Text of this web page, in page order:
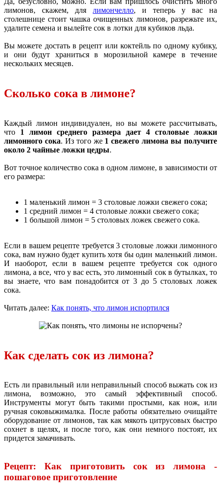
лимонов, скажем, для лимончелло, и теперь у вас на
столешнице стоит чашка очищенных лимонов, разрежьте их,
удалите семена и вылейте сок в лотки для кубиков льда.
Вы можете достать в рецепт или коктейль по одному кубику,
и они будут храниться в морозильной камере в течение
нескольких месяцев.
Сколько сока в лимоне?
Каждый лимон индивидуален, но вы можете рассчитывать,
что 1 лимон среднего размера дает 4 столовые ложки
лимонного сока. Из того же 1 свежего лимона вы получите
около 2 чайные ложки цедры.
Вот точное количество сока в одном лимоне, в зависимости от
его размера:
1 маленький лимон = 3 столовые ложки свежего сока;
1 средний лимон = 4 столовые ложки свежего сока;
1 большой лимон = 5 столовых ложек свежего сока.
Если в вашем рецепте требуется 3 столовые ложки лимонного
сока, вам нужно будет купить хотя бы один маленький лимон.
И наоборот, если в вашем рецепте требуется сок одного
лимона, а все, что у вас есть, это лимонный сок в бутылках, то
вы знаете, что вам понадобится от 3 до 5 столовых ложек
сока.
Читать далее: Как понять, что лимон испортился
Как сделать сок из лимона?
Есть ли правильный или неправильный способ выжать сок из
лимона, возможно, это самый эффективный способ.
Инструменты могут быть такими простыми, как нож, или
ручная соковыжималка. После работы обязательно очищайте
оборудование от лимонов, так как мякоть цитрусовых быстро
сохнет в щелях, и после того, как они немного постоят, их
придется замачивать.
Рецепт: Как приготовить сок из лимона -
пошаговое приготовление